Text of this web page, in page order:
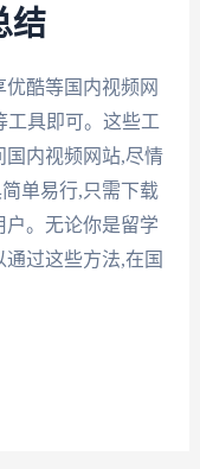
结
酷等国内视频网
工具即可。这些工
内视频网站,尽情
单易行,只需下载
户。无论你是留学
过这些方法,在国